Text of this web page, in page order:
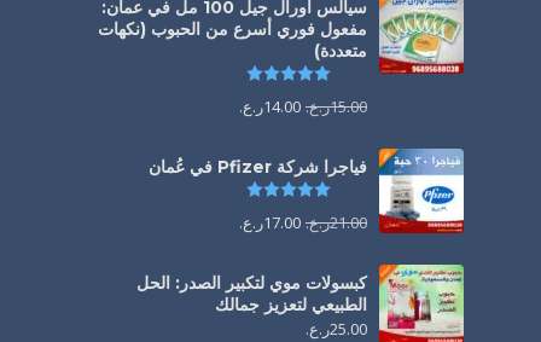
سيالس أورال جيل 100 مل في عمان:
مفعول فوري أسرع من الحبوب (نكهات
متعددة)
15.00ر.ع. 14.00ر.ع.
فياجرا شركة Pfizer في عُمان
21.00ر.ع. 17.00ر.ع.
كبسولات موي لتكبير الصدر: الحل
الطبيعي لتعزيز جمالك
25.00ر.ع.